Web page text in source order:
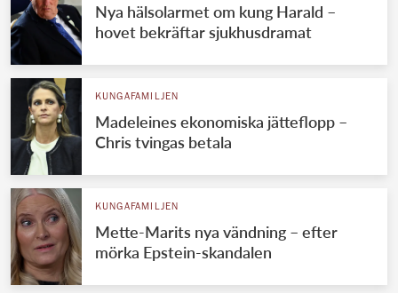
Nya hälsolarmet om kung Harald –
hovet bekräftar sjukhusdramat
KUNGAFAMILJEN
Madeleines ekonomiska jätteflopp –
Chris tvingas betala
KUNGAFAMILJEN
Mette-Marits nya vändning – efter
mörka Epstein-skandalen